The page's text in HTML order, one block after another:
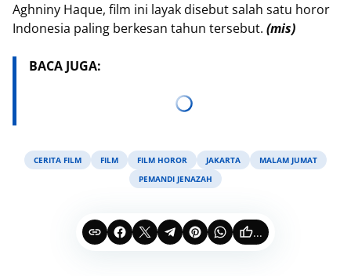
Aghniny Haque, film ini layak disebut salah satu horor
Indonesia paling berkesan tahun tersebut. (mis)
BACA JUGA:
CERITA FILM FILM FILM HOROR JAKARTA
MALAM JUMAT
PEMANDI JENAZAH
...